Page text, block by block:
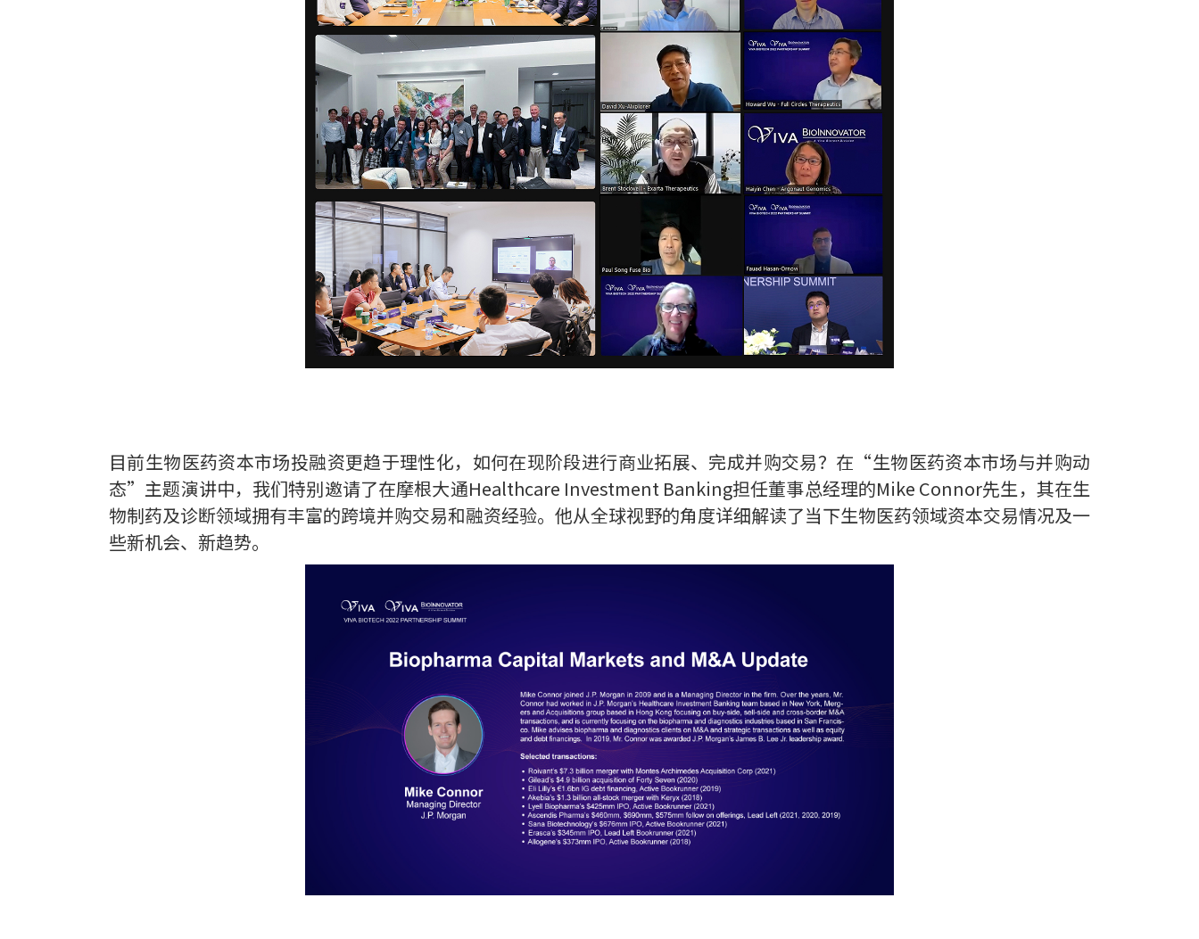
目前生物医药资本市场投融资更趋于理性化，如何在现阶段进行商业拓展、完成并购交易？在“生物医药资本市场与并购动
态”主题演讲中，我们特别邀请了在摩根大通Healthcare Investment Banking担任董事总经理的Mike Connor先生，其在生
物制药及诊断领域拥有丰富的跨境并购交易和融资经验。他从全球视野的角度详细解读了当下生物医药领域资本交易情况及一
些新机会、新趋势。